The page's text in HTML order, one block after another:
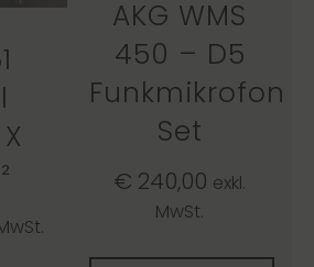
AKG WMS
450 – D5
Funkmikrofon
Set
€ 240,00 exkl.
MwSt.